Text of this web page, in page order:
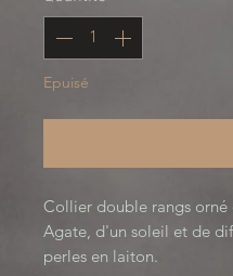
Epuisé
Collier double rangs orné
Agate, d'un soleil et de
perles en laiton.